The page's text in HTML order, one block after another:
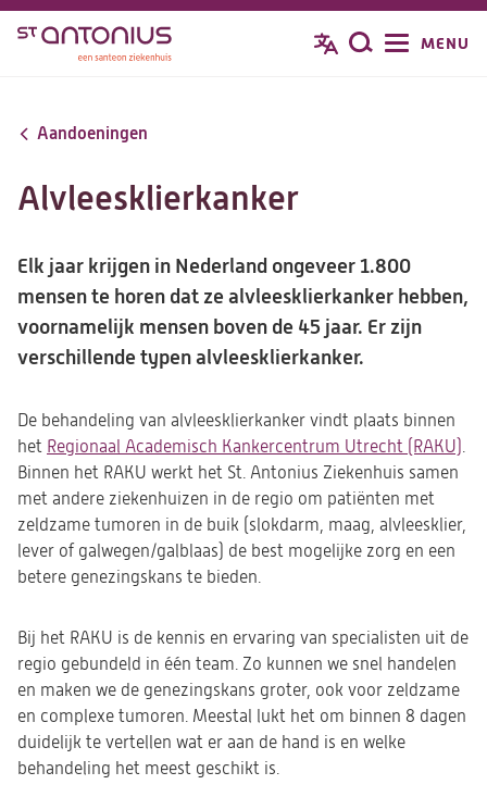
Overslaan
inhoud
Zoeken
MENU
Aandoeningen
Alvleesklierkanker
Elk jaar krijgen in Nederland ongeveer 1.800
mensen te horen dat ze alvleesklierkanker hebben,
voornamelijk mensen boven de 45 jaar. Er zijn
verschillende typen alvleesklierkanker.
De behandeling van alvleesklierkanker vindt plaats binnen
het Regionaal Academisch Kankercentrum Utrecht (RAKU).
Binnen het RAKU werkt het St. Antonius Ziekenhuis samen
met andere ziekenhuizen in de regio om patiënten met
zeldzame tumoren in de buik (slokdarm, maag, alvleesklier,
lever of galwegen/galblaas) de best mogelijke zorg en een
betere genezingskans te bieden.
Bij het RAKU is de kennis en ervaring van specialisten uit de
regio gebundeld in één team. Zo kunnen we snel handelen
en maken we de genezingskans groter, ook voor zeldzame
en complexe tumoren. Meestal lukt het om binnen 8 dagen
duidelijk te vertellen wat er aan de hand is en welke
behandeling het meest geschikt is.